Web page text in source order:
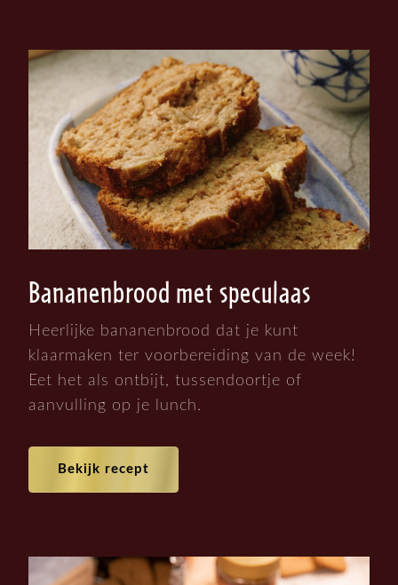
Bananenbrood met speculaas
Heerlijke bananenbrood dat je kunt
klaarmaken ter voorbereiding van de week!
Eet het als ontbijt, tussendoortje of
aanvulling op je lunch.
Bekijk recept